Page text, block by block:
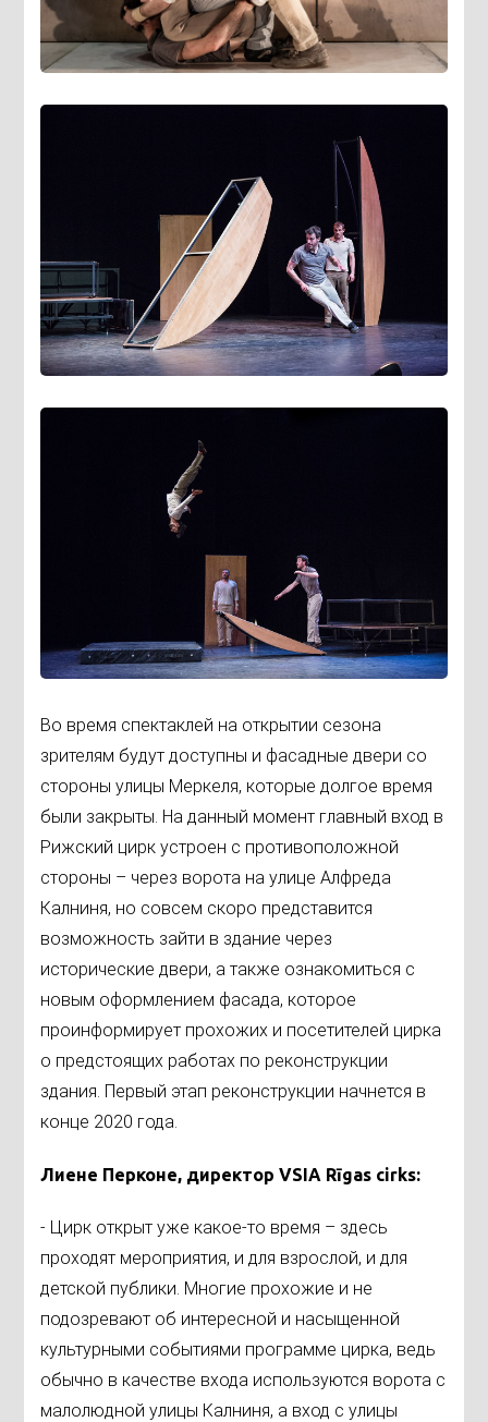
Во время спектаклей на открытии сезона
зрителям будут доступны и фасадные двери со
стороны улицы Меркеля, которые долгое время
были закрыты. На данный момент главный вход в
Рижский цирк устроен с противоположной
стороны – через ворота на улице Алфреда
Калниня, но совсем скоро представится
возможность зайти в здание через
исторические двери, а также ознакомиться с
новым оформлением фасада, которое
проинформирует прохожих и посетителей цирка
о предстоящих работах по реконструкции
здания. Первый этап реконструкции начнется в
конце 2020 года.
Лиене Перконе, директор VSIA Rīgas cirks:
- Цирк открыт уже какое-то время – здесь
проходят мероприятия, и для взрослой, и для
детской публики. Многие прохожие и не
подозревают об интересной и насыщенной
культурными событиями программе цирка, ведь
обычно в качестве входа используются ворота с
малолюдной улицы Калниня, а вход с улицы